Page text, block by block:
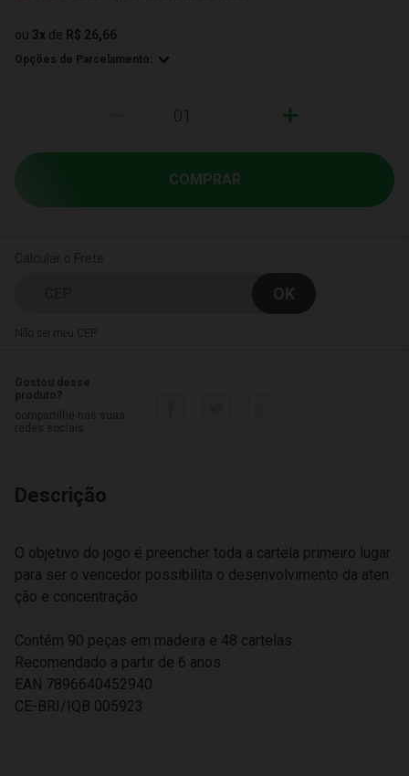
ou 3x de R$ 26,66
Opções de Parcelamento:
+
COMPRAR
Não sei meu CEP
Descrição
O objetivo do jogo é preencher toda a cartela primeiro lugar
para ser o vencedor possibilita o desenvolvimento da aten
ção e concentração.
Contém 90 peças em madeira e 48 cartelas.
Recomendado a partir de 6 anos.
EAN 7896640452940
CE-BRI/IQB 005923